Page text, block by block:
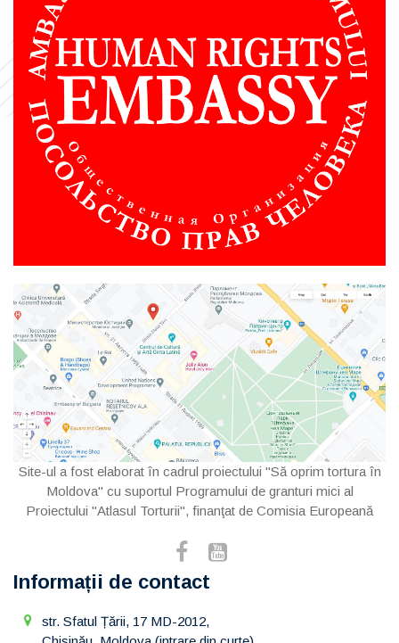
Site-ul a fost elaborat în cadrul proiectului "Să oprim tortura în
Moldova" cu suportul Programului de granturi mici al
Proiectului "Atlasul Torturii", finanţat de Comisia Europeană
Informații de contact
str. Sfatul Țării, 17 MD-2012,